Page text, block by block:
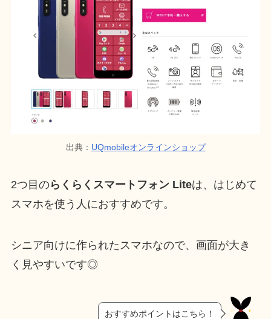
出典： UQmobileオンラインショップ
2つ目のらくらくスマートフォン Liteは、はじめて
スマホを使う人におすすめです。
シニア向けに作られたスマホなので、画面が大き
く見やすいです◎
おすすめポイントはこちら！